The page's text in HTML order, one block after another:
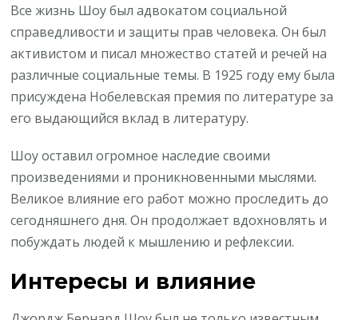
Все жизнь Шоу был адвокатом социальной
справедливости и защиты прав человека. Он был
активистом и писал множество статей и речей на
различные социальные темы. В 1925 году ему была
присуждена Нобелевская премия по литературе за
его выдающийся вклад в литературу.
Шоу оставил огромное наследие своими
произведениями и проникновенными мыслями.
Великое влияние его работ можно проследить до
сегодняшнего дня. Он продолжает вдохновлять и
побуждать людей к мышлению и рефлексии.
Интересы и влияние